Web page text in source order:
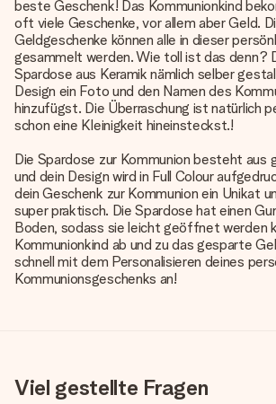
beste Geschenk! Das Kommunionkind
oft viele Geschenke, vor allem aber Geld.
Geldgeschenke können alle in dieser
gesammelt werden. Wie toll ist das denn?
Spardose aus Keramik nämlich selber
Design ein Foto und den Namen des
hinzufügst. Die Überraschung ist natürlich
schon eine Kleinigkeit hineinsteckst.!
Die Spardose zur Kommunion besteht aus
und dein Design wird in Full Colour
dein Geschenk zur Kommunion ein Unikat
super praktisch. Die Spardose hat einen
Boden, sodass sie leicht geöffnet werden
Kommunionkind ab und zu das gesparte
schnell mit dem Personalisieren deines
Kommunionsgeschenks an!
Viel gestellte Fragen